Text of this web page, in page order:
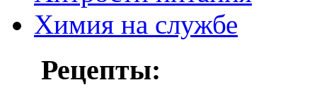
Химия на службе
Рецепты: